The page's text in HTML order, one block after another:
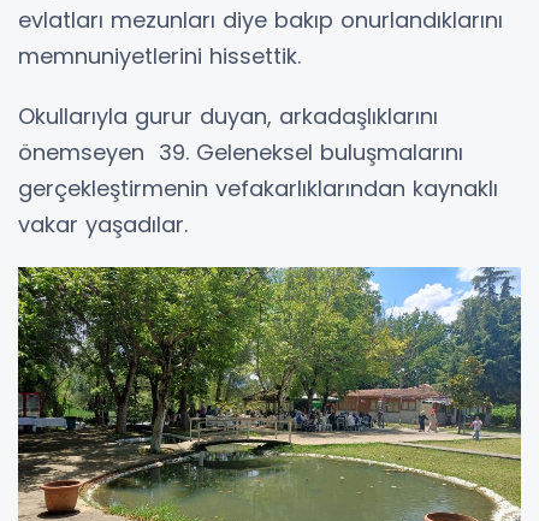
evlatları mezunları diye bakıp onurlandıklarını
memnuniyetlerini hissettik.
Okullarıyla gurur duyan, arkadaşlıklarını
önemseyen 39. Geleneksel buluşmalarını
gerçekleştirmenin vefakarlıklarından kaynaklı
vakar yaşadılar.